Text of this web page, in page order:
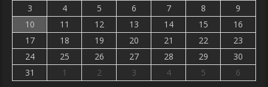
3
4 5 6 7 8
9
10
11 12 13 14 15
16
17
18 19 20 21 22
23
24
25 26 27 28 29
30
31
1 2 3 4 5 6